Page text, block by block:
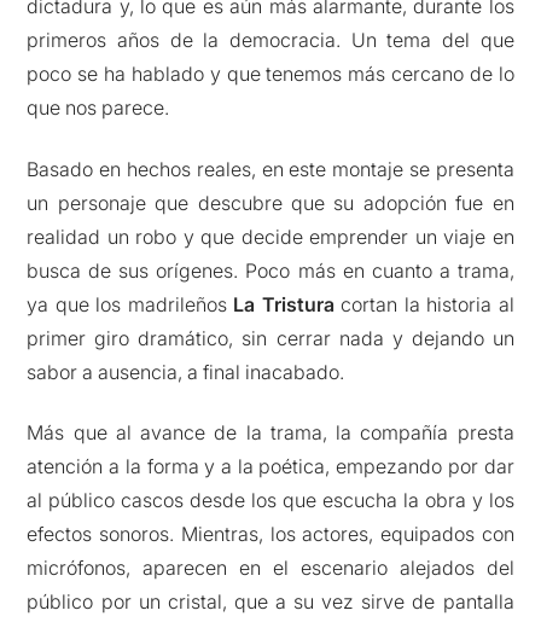
dictadura y, lo que es aún más alarmante, durante los
primeros años de la democracia. Un tema del que
poco se ha hablado y que tenemos más cercano de lo
que nos parece.
Basado en hechos reales, en este montaje se presenta
un personaje que descubre que su adopción fue en
realidad un robo y que decide emprender un viaje en
busca de sus orígenes. Poco más en cuanto a trama,
ya que los madrileños La Tristura cortan la historia al
primer giro dramático, sin cerrar nada y dejando un
sabor a ausencia, a final inacabado.
Más que al avance de la trama, la compañía presta
atención a la forma y a la poética, empezando por dar
al público cascos desde los que escucha la obra y los
efectos sonoros. Mientras, los actores, equipados con
micrófonos, aparecen en el escenario alejados del
público por un cristal, que a su vez sirve de pantalla